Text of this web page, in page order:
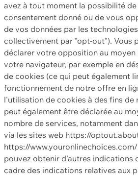
avez à tout moment la possibilité
consentement donné ou de vous
de vos données par les
collectivement par "opt-out"). Vous
déclarer votre opposition au moyen
votre navigateur, par exemple en
de cookies (ce qui peut également
fonctionnement de notre offre en
l'utilisation de cookies à des fins de
peut également être déclarée au
nombre de services, notamment
via les sites web https://
https://
pouvez obtenir d'autres indications
cadre des indications relatives aux